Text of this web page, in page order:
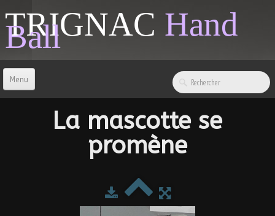
TRIGNAC Hand
Ball
Menu
La mascotte se
promène